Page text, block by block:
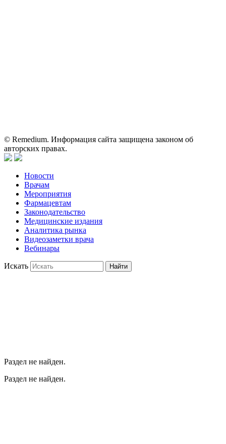
© Remedium. Информация сайта защищена законом об
авторских правах.
Новости
Врачам
Мероприятия
Фармацевтам
Законодательство
Медицинские издания
Аналитика рынка
Видеозаметки врача
Вебинары
Искать Найти
Раздел не найден.
Раздел не найден.